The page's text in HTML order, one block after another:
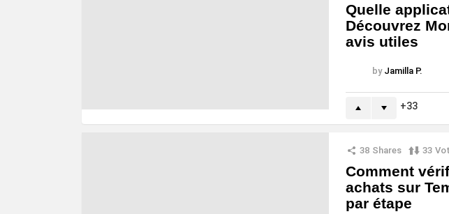
Quelle
Découvrez
avis utiles
by Jamilla P.
33
38 Shares 33
Comment
achats sur
par étape